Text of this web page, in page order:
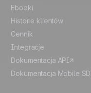
Ebooki
Historie klientów
Cennik
Integracje
Dokumentacja API
Dokumentacja Mobile